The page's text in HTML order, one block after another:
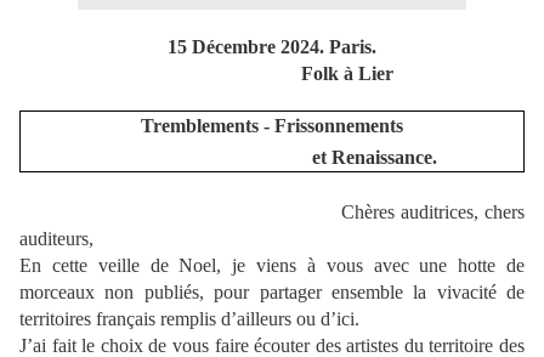
15 Décembre 2024. Paris.
Folk à Lier
Tremblements - Frissonnements
et Renaissance.
Chères auditrices, chers
auditeurs,
En cette veille de Noel, je viens à vous avec une hotte de
morceaux non publiés, pour partager ensemble la vivacité de
territoires français remplis d’ailleurs ou d’ici.
J’ai fait le choix de vous faire écouter des artistes du territoire des